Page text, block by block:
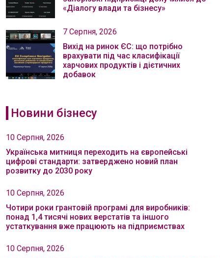
«Діалогу влади та бізнесу»
7 Серпня, 2026
Вихід на ринок ЄС: що потрібно
врахувати під час класифікації
харчових продуктів і дієтичних
добавок
Новини бізнесу
10 Серпня, 2026
Українська митниця переходить на європейські
цифрові стандарти: затверджено новий план
розвитку до 2030 року
10 Серпня, 2026
Чотири роки грантовій програмі для виробників:
понад 1,4 тисячі нових верстатів та іншого
устаткування вже працюють на підприємствах
10 Серпня, 2026